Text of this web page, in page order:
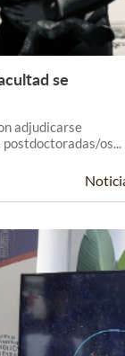
Leer Más +
se
adjudicarse
os...